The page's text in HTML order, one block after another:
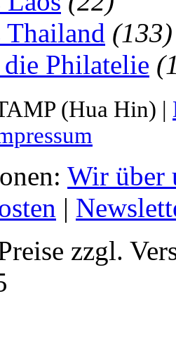
Thailand (133)
Philatelie
(Hua Hin) |
Wir über
|
zzgl.